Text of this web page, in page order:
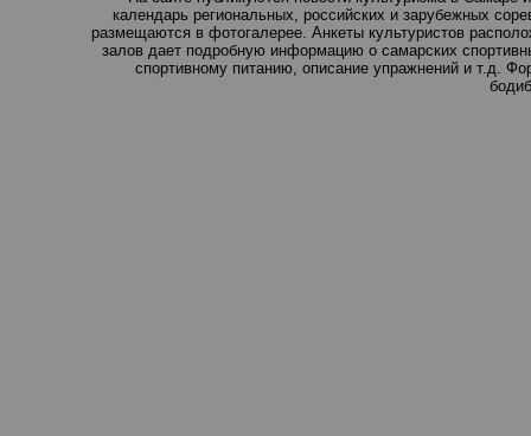
календарь региональных, российских и зарубежных
размещаются в фотогалерее. Анкеты культуристов
залов дает подробную информацию о самарских
спортивному питанию, описание упражнений и т.д.